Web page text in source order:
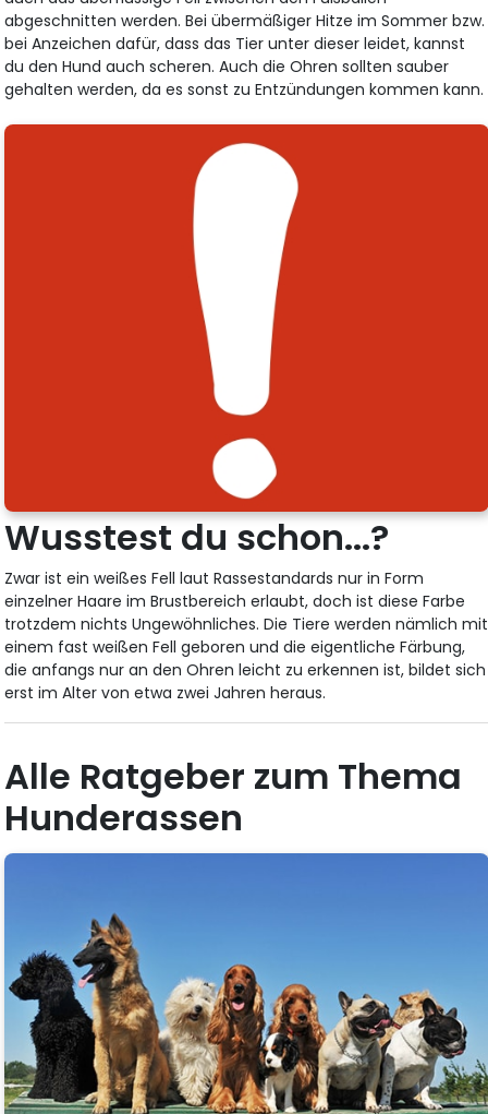
abgeschnitten werden. Bei übermäßiger Hitze im Sommer bzw.
bei Anzeichen dafür, dass das Tier unter dieser leidet, kannst
du den Hund auch scheren. Auch die Ohren sollten sauber
gehalten werden, da es sonst zu Entzündungen kommen kann.
Wusstest du schon...?
Zwar ist ein weißes Fell laut Rassestandards nur in Form
einzelner Haare im Brustbereich erlaubt, doch ist diese Farbe
trotzdem nichts Ungewöhnliches. Die Tiere werden nämlich mit
einem fast weißen Fell geboren und die eigentliche Färbung,
die anfangs nur an den Ohren leicht zu erkennen ist, bildet sich
erst im Alter von etwa zwei Jahren heraus.
Alle Ratgeber zum Thema
Hunderassen